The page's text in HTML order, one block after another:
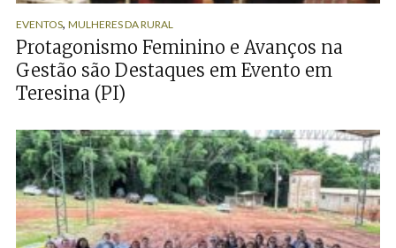
EVENTOS, MULHERES DA RURAL
Protagonismo Feminino e Avanços na
Gestão são Destaques em Evento em
Teresina (PI)